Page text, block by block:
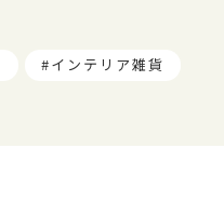
インテリア雑貨